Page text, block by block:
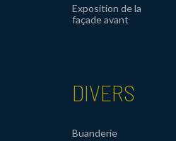
Exposition de la
façade avant
DIVERS
Buanderie